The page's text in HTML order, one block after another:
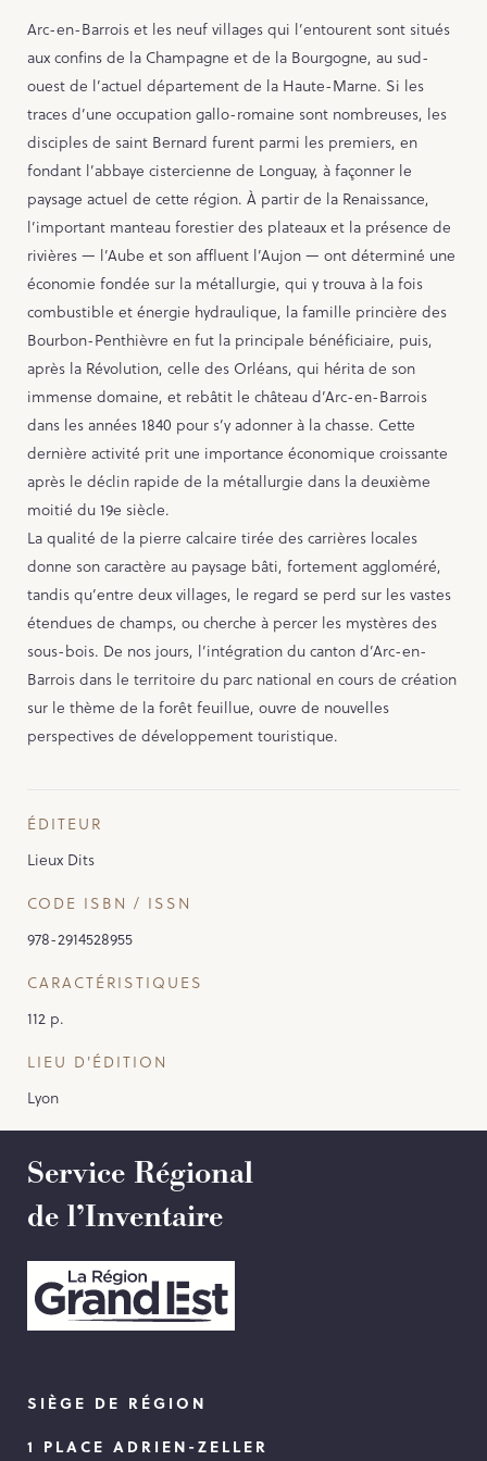
Contact
PORTAIL CULTURE
Comité d'Histoire Régionale
Service Inventaire et Patrimoines de la Région Grand Est
Arc-en-Barrois et les neuf villages qui l’entourent sont situés
aux confins de la Champagne et de la Bourgogne, au sud-
ouest de l’actuel département de la Haute-Marne. Si les
traces d’une occupation gallo-romaine sont nombreuses, les
disciples de saint Bernard furent parmi les premiers, en
fondant l’abbaye cistercienne de Longuay, à façonner le
paysage actuel de cette région. À partir de la Renaissance,
l’important manteau forestier des plateaux et la présence de
rivières — l’Aube et son affluent l’Aujon — ont déterminé une
économie fondée sur la métallurgie, qui y trouva à la fois
combustible et énergie hydraulique, la famille princière des
Bourbon-Penthièvre en fut la principale bénéficiaire, puis,
après la Révolution, celle des Orléans, qui hérita de son
immense domaine, et rebâtit le château d’Arc-en-Barrois
dans les années 1840 pour s’y adonner à la chasse. Cette
dernière activité prit une importance économique croissante
après le déclin rapide de la métallurgie dans la deuxième
moitié du 19e siècle.
La qualité de la pierre calcaire tirée des carrières locales
donne son caractère au paysage bâti, fortement aggloméré,
tandis qu’entre deux villages, le regard se perd sur les vastes
étendues de champs, ou cherche à percer les mystères des
sous-bois. De nos jours, l’intégration du canton d’Arc-en-
Barrois dans le territoire du parc national en cours de création
sur le thème de la forêt feuillue, ouvre de nouvelles
perspectives de développement touristique.
ÉDITEUR
Lieux Dits
CODE ISBN / ISSN
978-2914528955
CARACTÉRISTIQUES
112 p.
LIEU D'ÉDITION
Lyon
Service Régional
de l’Inventaire
SIÈGE DE RÉGION
1 PLACE ADRIEN-ZELLER